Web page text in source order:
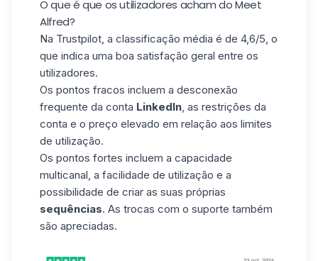
O que é que os utilizadores acham do Meet
Alfred?
Na Trustpilot , a classificação média é de 4,6/5, o
que indica uma boa satisfação geral entre os
utilizadores.
Os pontos fracos incluem a desconexão
frequente da conta LinkedIn , as restrições da
conta e o preço elevado em relação aos limites
de utilização.
Os pontos fortes incluem a capacidade
multicanal, a facilidade de utilização e a
possibilidade de criar as suas próprias
sequências. As trocas com o suporte também
são apreciadas.